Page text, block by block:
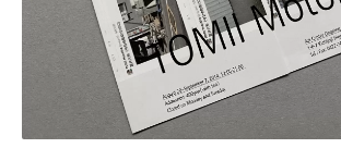
・アプリケーション、UI/UXデザイン
・プロダクトデザイン
・尾中 俊介